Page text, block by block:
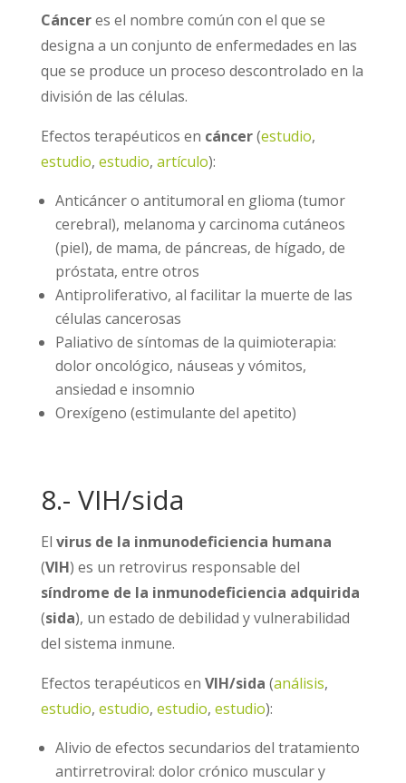
Cánceres el nombre común con el que se
designa a un conjunto de enfermedades en las
que se produce un proceso descontrolado en la
división de las células.
Efectos terapéuticos en cáncer(estudio,
estudio, estudio, artículo):
Anticáncer o antitumoral en glioma (tumor
cerebral), melanoma y carcinoma cutáneos
(piel), de mama, de páncreas, de hígado, de
próstata, entre otros
Antiproliferativo, al facilitar la muerte de las
células cancerosas
Paliativo de síntomas de la quimioterapia:
dolor oncológico, náuseas y vómitos,
ansiedad e insomnio
Orexígeno (estimulante del apetito)
8.- VIH/sida
El virus de la inmunodeficiencia humana
(VIH) es un retrovirus responsable del
síndrome de la inmunodeficiencia adquirida
(sida), un estado de debilidad y vulnerabilidad
del sistema inmune.
Efectos terapéuticos en VIH/sida (análisis,
estudio, estudio, estudio, estudio):
Alivio de efectos secundarios del tratamiento
antirretroviral: dolor crónico muscular y